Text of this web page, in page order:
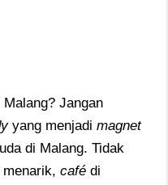
Jangan
yang menjadi magnet
di Malang. Tidak
café di